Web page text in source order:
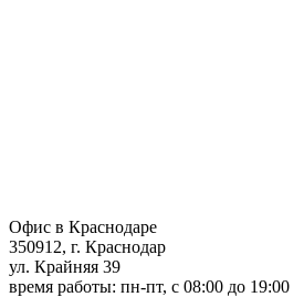
Офис в Краснодаре
350912, г. Краснодар
ул. Крайняя 39
время работы: пн-пт, с 08:00 до 19:00